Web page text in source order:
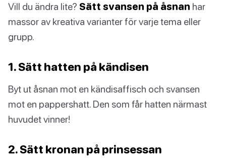
Vill du ändra lite? Sätt svansen på åsnan har
massor av kreativa varianter för varje tema eller
grupp.
1. Sätt hatten på kändisen
Byt ut åsnan mot en kändisaffisch och svansen
mot en pappershatt. Den som får hatten närmast
huvudet vinner!
2. Sätt kronan på prinsessan